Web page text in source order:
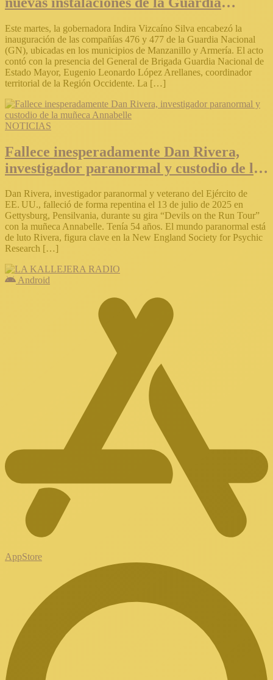
Este martes, la gobernadora Indira Vizcaíno Silva encabezó la
inauguración de las compañías 476 y 477 de la Guardia Nacional
(GN), ubicadas en los municipios de Manzanillo y Armería. El acto
contó con la presencia del General de Brigada Guardia Nacional de
Estado Mayor, Eugenio Leonardo López Arellanes, coordinador
territorial de la Región Occidente. La […]
NOTICIAS
Fallece inesperadamente Dan Rivera,
investigador paranormal y custodio de la
Dan Rivera, investigador paranormal y veterano del Ejército de
EE. UU., falleció de forma repentina el 13 de julio de 2025 en
Gettysburg, Pensilvania, durante su gira “Devils on the Run Tour”
con la muñeca Annabelle. Tenía 54 años. El mundo paranormal está
de luto Rivera, figura clave en la New England Society for Psychic
Research […]
Android
AppStore